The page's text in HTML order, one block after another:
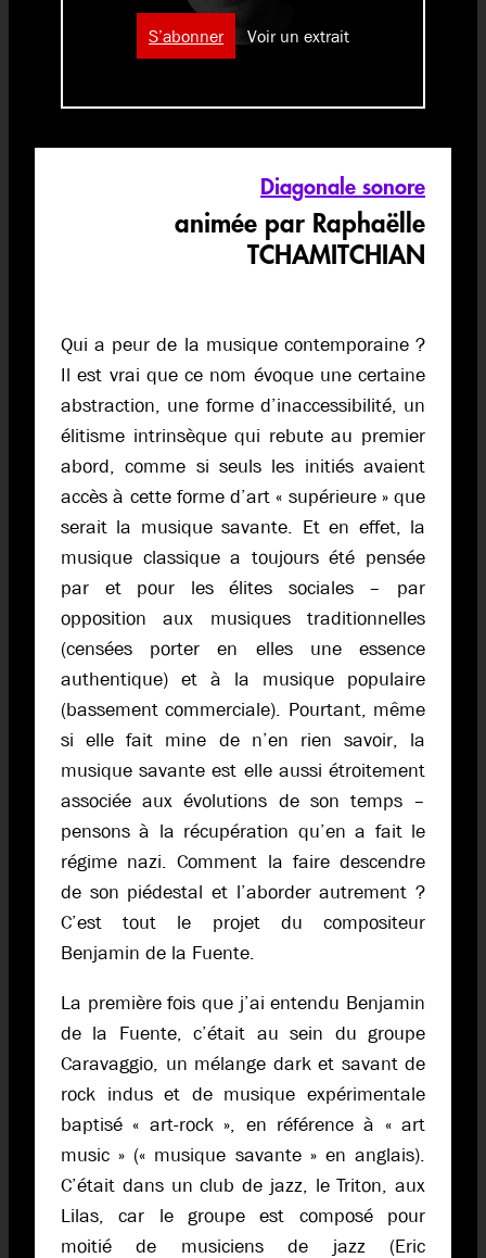
S’abonner Voir un extrait
Diagonale sonore
animée par Raphaëlle
TCHAMITCHIAN
Qui a peur de la musique contemporaine ?
Il est vrai que ce nom évoque une certaine
abstraction, une forme d’inaccessibilité, un
élitisme intrinsèque qui rebute au premier
abord, comme si seuls les initiés avaient
accès à cette forme d’art « supérieure » que
serait la musique savante. Et en effet, la
musique classique a toujours été pensée
par et pour les élites sociales – par
opposition aux musiques traditionnelles
(censées porter en elles une essence
authentique) et à la musique populaire
(bassement commerciale). Pourtant, même
si elle fait mine de n’en rien savoir, la
musique savante est elle aussi étroitement
associée aux évolutions de son temps –
pensons à la récupération qu’en a fait le
régime nazi. Comment la faire descendre
de son piédestal et l’aborder autrement ?
C’est tout le projet du compositeur
Benjamin de la Fuente.
La première fois que j’ai entendu Benjamin
de la Fuente, c’était au sein du groupe
Caravaggio, un mélange dark et savant de
rock indus et de musique expérimentale
baptisé « art-rock », en référence à « art
music » (« musique savante » en anglais).
C’était dans un club de jazz, le Triton, aux
Lilas, car le groupe est composé pour
moitié de musiciens de jazz (Eric